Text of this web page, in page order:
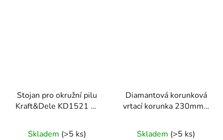
Stojan pro okružní pilu
Kraft&Dele KD1521 —
Skladem (>5 ks)
Diamantová korunková
vrtací korunka 230mm x
Skladem (>5 ks)